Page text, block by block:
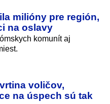
milióny pre región,
na oslavy
komunít aj
voličov,
na úspech sú tak